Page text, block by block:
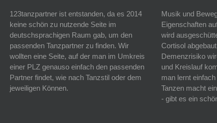
123tanzpartner ist entstanden, da es 2014
keine schön zu nutzende Seite im
deutschsprachigen Raum gab, um den
passenden Tanzpartner zu finden. Wir
wollten eine Seite, auf der man im Umkreis
einer PLZ genauso einfach den passenden
Partner findet, wie nach Tanzstil oder dem
jeweiligen Können.
Musik und
Eigenschaften
wird
Cortisol
Demenzrisiko
und Kreislauf
man lernt
Tanzen macht
- gibt es ein